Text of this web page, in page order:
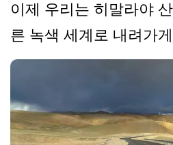
이제 우리는 히말라야
른 녹색 세계로 내려가